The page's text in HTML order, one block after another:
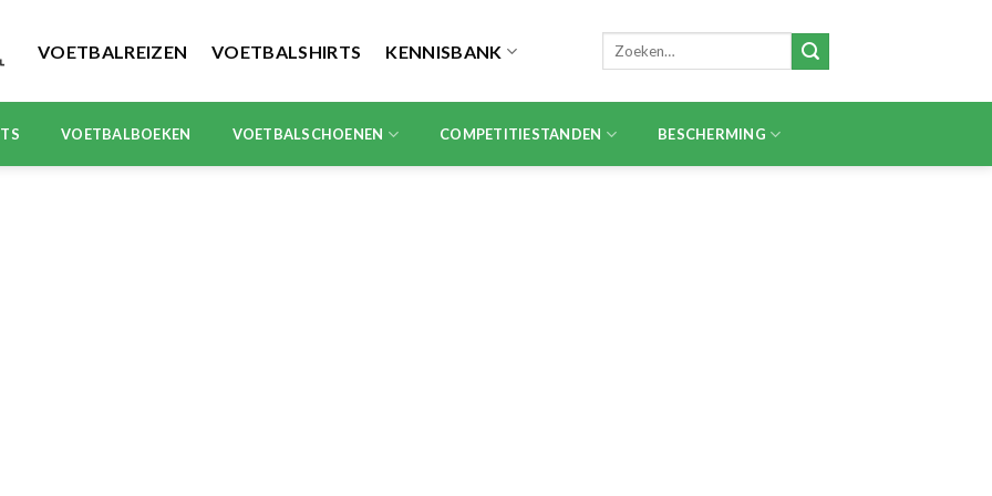
VOETBALREIZEN VOETBALSHIRTS KENNISBANK
Zoeken
VOETBALBOEKEN VOETBALSCHOENEN COMPETITIESTANDEN BESCHERMING